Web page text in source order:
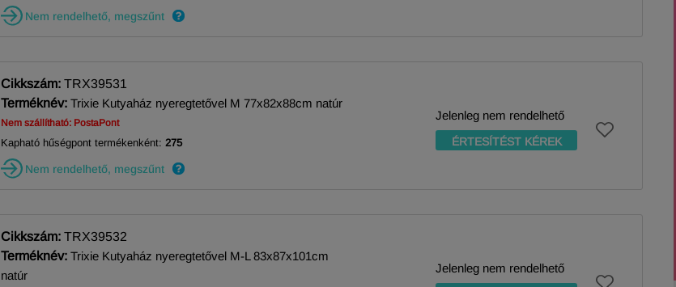
Nem rendelhető, megszűnt
Cikkszám: TRX39531
Terméknév: Trixie Kutyaház nyeregtetővel M 77x82x88cm natúr
Nem szállítható: PostaPont
Kapható hűségpont termékenként: 275
Nem rendelhető, megszűnt
Jelenleg nem rendelhető
ÉRTESÍTÉST KÉREK
Cikkszám: TRX39532
Terméknév: Trixie Kutyaház nyeregtetővel M-L 83x87x101cm
natúr
Jelenleg nem rendelhető